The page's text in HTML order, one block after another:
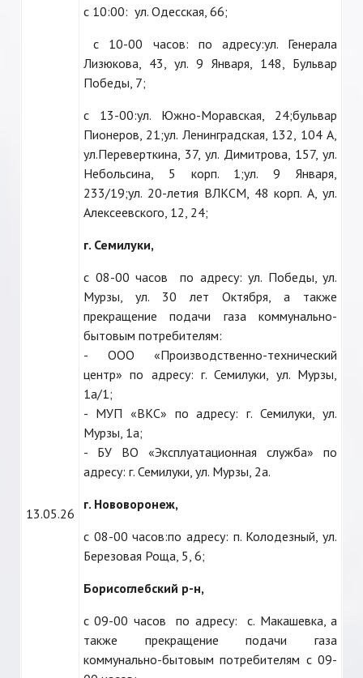
13.05.26
c 10:00: ул. Одесская, 66;
с 10-00 часов: по адресу:ул. Генерала
Лизюкова, 43, ул. 9 Января, 148, Бульвар
Победы, 7;
с 13-00:ул. Южно-Моравская, 24;бульвар
Пионеров, 21;ул. Ленинградская, 132, 104 А,
ул.Переверткина, 37, ул. Димитрова, 157, ул.
Небольсина, 5 корп. 1;ул. 9 Января,
233/19;ул. 20-летия ВЛКСМ, 48 корп. А, ул.
Алексеевского, 12, 24;
г. Семилуки,
с 08-00 часов по адресу: ул. Победы, ул.
Мурзы, ул. 30 лет Октября, а также
прекращение подачи газа коммунально-
бытовым потребителям:
- ООО «Производственно-технический
центр» по адресу: г. Семилуки, ул. Мурзы,
1а/1;
- МУП «ВКС» по адресу: г. Семилуки, ул.
Мурзы, 1а;
- БУ ВО «Эксплуатационная служба» по
адресу: г. Семилуки, ул. Мурзы, 2а.
г. Нововоронеж,
с 08-00 часов:по адресу: п. Колодезный, ул.
Березовая Роща, 5, 6;
Борисоглебский р-н,
с 09-00 часов по адресу: с. Макашевка, а
также прекращение подачи газа
коммунально-бытовым потребителям с 09-